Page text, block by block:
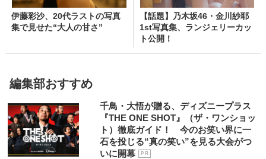
伊藤彩沙、20代ラストの写真
集で見せた“大人の甘さ”
【話題】乃木坂46・金川紗耶
1st写真集、ランジェリーカッ
ト公開！
編集部おすすめ
千鳥・大悟が贈る、ディズニープラス
『THE ONE SHOT』（ザ・ワンショッ
ト）徹底ガイド！ 今のお笑い界に一
石を投じる“真の笑い”を見る大会がつ
いに開幕
P R